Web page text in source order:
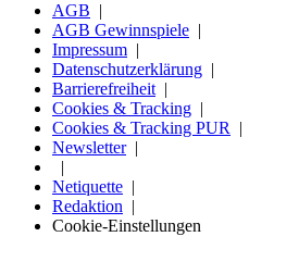
AGB
AGB Gewinnspiele
Impressum
Datenschutzerklärung
Barrierefreiheit
Cookies & Tracking
Cookies & Tracking PUR
Newsletter
Netiquette
Redaktion
Cookie-Einstellungen